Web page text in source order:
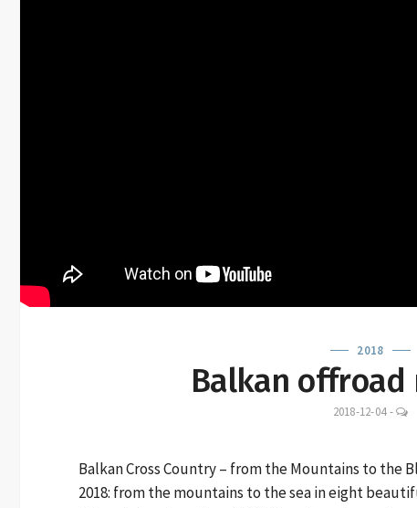
2018
Balkan offroad
2018-12-04-
Balkan Cross Country – from the Mountains to the
2018: from the mountains to the sea in eight